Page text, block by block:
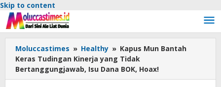
Skip to content
Moluccastimes » Healthy » Kapus Mun Bantah
Keras Tudingan Kinerja yang Tidak
Bertanggungjawab, Isu Dana BOK, Hoax!